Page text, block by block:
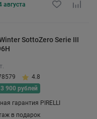
августа
SottoZero Serie III
4.8
3 900 рублей
гарантия PIRELLI
в подарок